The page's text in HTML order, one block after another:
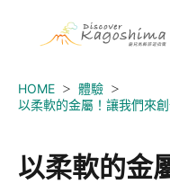
HOME
體驗
以柔軟的金屬！讓我們來
以柔軟的金